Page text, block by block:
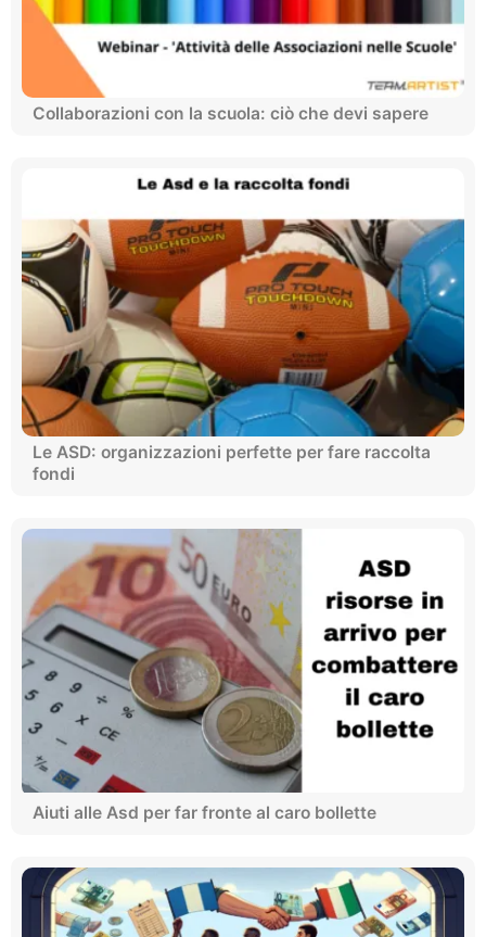
Collaborazioni con la scuola: ciò che devi sapere
Le ASD: organizzazioni perfette per fare raccolta
fondi
Aiuti alle Asd per far fronte al caro bollette